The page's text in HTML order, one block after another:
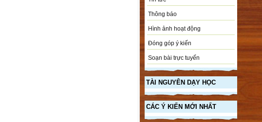
Thông báo
Hình ảnh hoạt động
Đóng góp ý kiến
Soạn bài trực tuyến
TÀI NGUYÊN DẠY HỌC
CÁC Ý KIẾN MỚI NHẤT